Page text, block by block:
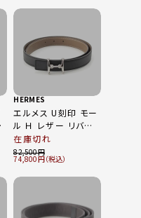
HERMES
エルメス U刻印 モー
ル Ｈ レザー リバー
シブル ベルト ノワー
ル エトゥープ 75
在庫切れ
82,500
74,800